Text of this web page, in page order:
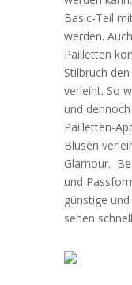
Basic-Teil
werden.
Pailletten
Stilbruch
verleiht. So
und
Pailletten-
Blusen
Glamour.
und
günstige
sehen